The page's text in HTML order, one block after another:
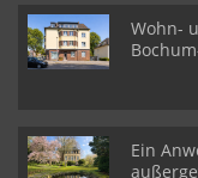
Wohn-
Ein